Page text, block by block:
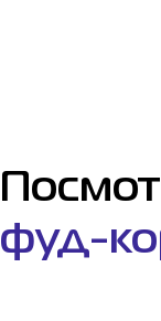
фуд-